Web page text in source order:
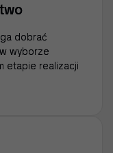
dobrać
wyborze
etapie realizacji